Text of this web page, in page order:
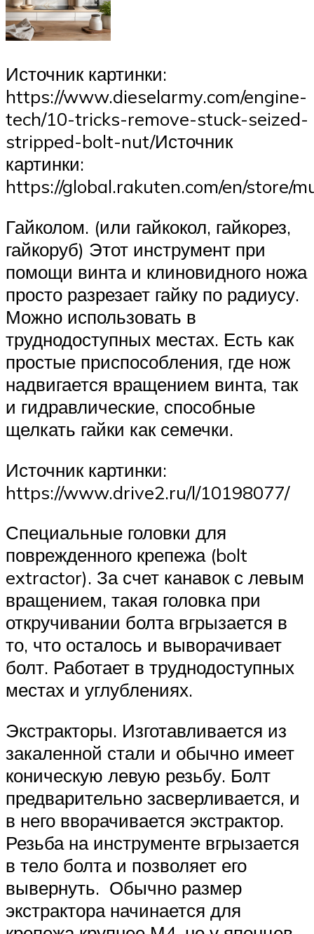
Источник картинки:
https://www.dieselarmy.com/engine-
tech/10-tricks-remove-stuck-seized-
stripped-bolt-nut/Источник
картинки:
https://global.rakuten.com/en/store/
Гайколом. (или гайкокол, гайкорез,
гайкоруб) Этот инструмент при
помощи винта и клиновидного ножа
просто разрезает гайку по радиусу.
Можно использовать в
труднодоступных местах. Есть как
простые приспособления, где нож
надвигается вращением винта, так
и гидравлические, способные
щелкать гайки как семечки.
Источник картинки:
https://www.drive2.ru/l/10198077/
Специальные головки для
поврежденного крепежа (bolt
extractor). За счет канавок с левым
вращением, такая головка при
откручивании болта вгрызается в
то, что осталось и выворачивает
болт. Работает в труднодоступных
местах и углублениях.
Экстракторы. Изготавливается из
закаленной стали и обычно имеет
коническую левую резьбу. Болт
предварительно засверливается, и
в него вворачивается экстрактор.
Резьба на инструменте вгрызается
в тело болта и позволяет его
вывернуть. Обычно размер
экстрактора начинается для